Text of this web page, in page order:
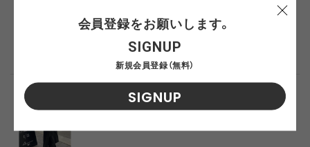
京都
#222- 着こなしの主役に王道ダウンを THE
会員登録をお願いします。
SIGNUP
新規会員登録（無料）
SIGNUP